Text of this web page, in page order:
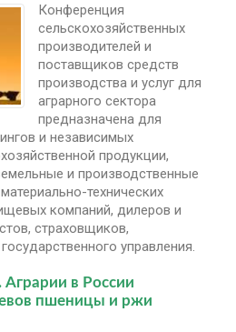
Конференция
сельскохозяйственных
производителей и
поставщиков средств
производства и услуг для
аграрного сектора
предназначена для
и независимых
продукции,
и производственные
технических
компаний, дилеров и
страховщиков,
управления.
в России
пшеницы и ржи